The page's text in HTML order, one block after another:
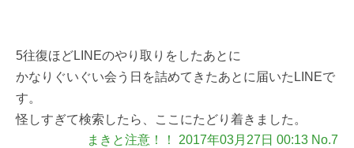
5往復ほどLINEのやり取りをしたあとに
かなりぐいぐい会う日を詰めてきたあとに届いたLINEで
す。
怪しすぎて検索したら、ここにたどり着きました。
まきと注意！！ 2017年03月27日 00:13 No.7